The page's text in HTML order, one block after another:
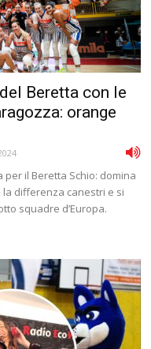
Beretta con le
orange
il Beretta Schio: domina
la differenza canestri e si
squadre d’Europa.